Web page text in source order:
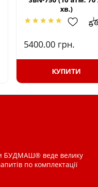
хв.)
5400.00 грн.
КУПИТИ
БУДМАШ® веде велику
по комплектації